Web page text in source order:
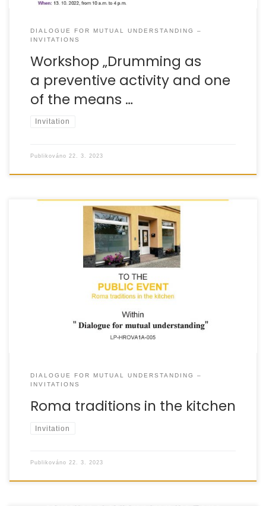
DIALOGUE FOR MUTUAL UNDERSTANDING –
INVITATIONS
Workshop „Drumming as
a preventive activity and one
of the means …
Invitation
Publikováno 22. 3. 2023
DIALOGUE FOR MUTUAL UNDERSTANDING –
INVITATIONS
Roma traditions in the kitchen
Invitation
Publikováno 22. 3. 2023